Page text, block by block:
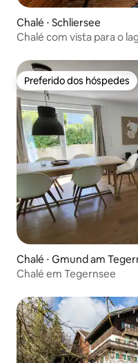
Chalé ⋅ Schliersee
Chalé com vista para o
Preferido dos hóspedes
Preferido dos hóspedes
Chalé ⋅ Gmund am
Chalé em Tegernsee